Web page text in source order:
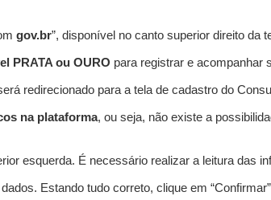
gov.br”, disponível no canto superior direito da
PRATA ou OURO para registrar e acompanhar
redirecionado para a tela de cadastro do
na plataforma, ou seja, não existe a
esquerda. É necessário realizar a leitura das
Estando tudo correto, clique em